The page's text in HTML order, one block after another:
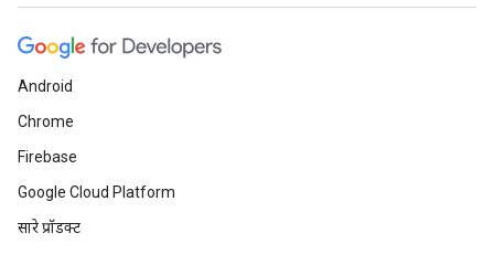
Android
Chrome
Firebase
Google Cloud Platform
सारे प्रॉडक्ट